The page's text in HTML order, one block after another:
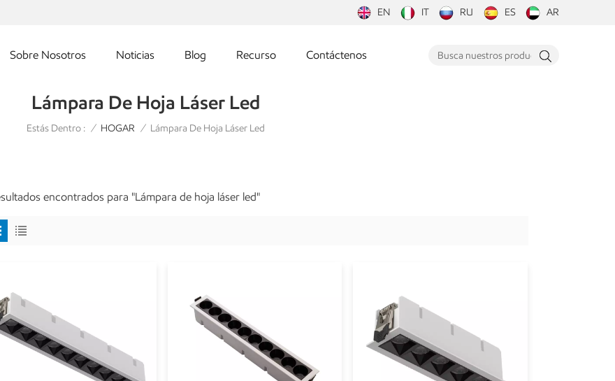
EN IT RU ES AR
Sobre Nosotros Noticias Blog Recurso Contáctenos
Lámpara De Hoja Láser Led
Estás Dentro : / HOGAR / Lámpara De Hoja Láser Led
encontrados para "Lámpara de hoja láser led"